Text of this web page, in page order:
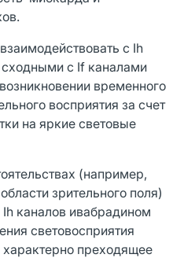
с Ih
сходными с If каналами
временного
восприятия за счет
на яркие световые
(например,
зрительного поля)
Ih каналов ивабрадином
световосприятия
преходящее